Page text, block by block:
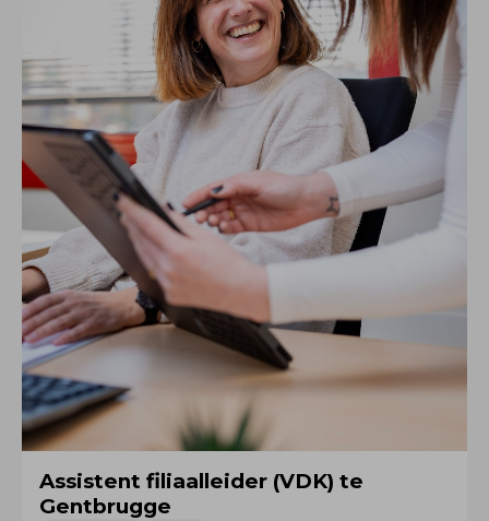
Assistent filiaalleider (VDK) te
Gentbrugge